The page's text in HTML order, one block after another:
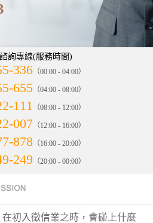
詢專線(服務時間)
336 （00:00 - 04:00）
655 （04:00 - 08:00）
111 （08:00 - 12:00）
007 （12:00 - 16:00）
878 （16:00 - 20:00）
249 （20:00 - 00:00）
初入徵信業之時，會碰上什麼